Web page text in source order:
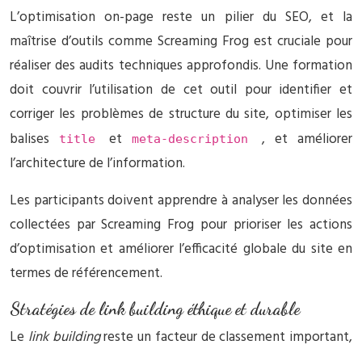
L’optimisation on-page reste un pilier du SEO, et la
maîtrise d’outils comme Screaming Frog est cruciale pour
réaliser des audits techniques approfondis. Une formation
doit couvrir l’utilisation de cet outil pour identifier et
corriger les problèmes de structure du site, optimiser les
balises
title et meta-description , et améliorer
l’architecture de l’information.
Les participants doivent apprendre à analyser les données
collectées par Screaming Frog pour prioriser les actions
d’optimisation et améliorer l’efficacité globale du site en
termes de référencement.
Stratégies de link building éthique et durable
Le link buildingreste un facteur de classement important,